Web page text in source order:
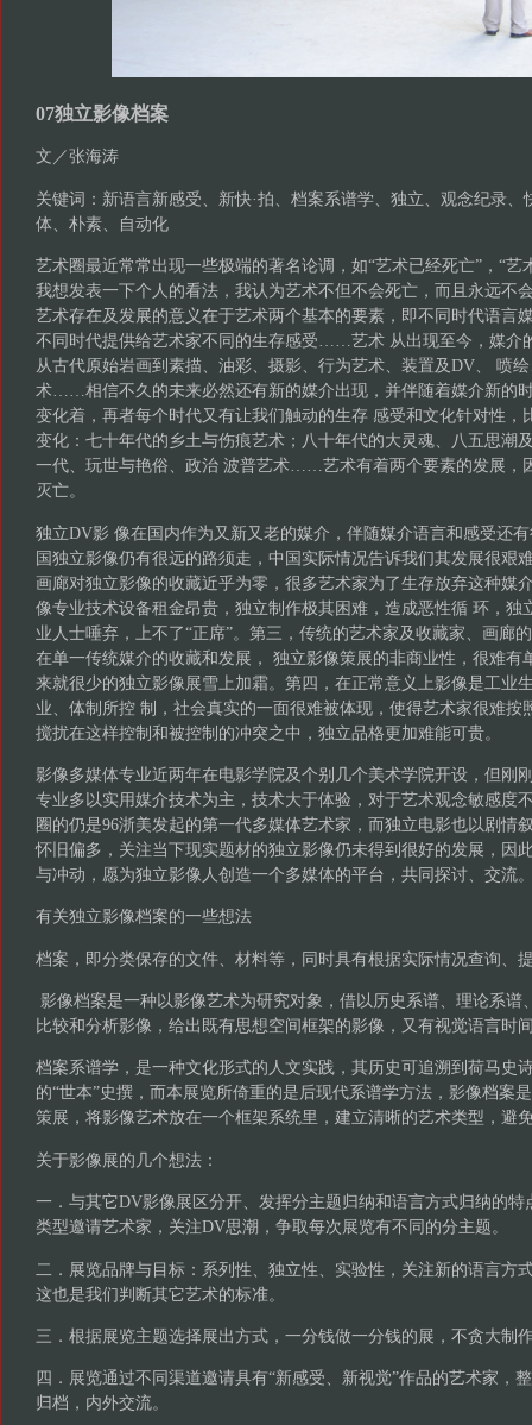
07独立影像档案
文／张海涛
关键词：新语言新感受、新快·拍、档案系谱学、独立、观念纪录、
体、朴素、自动化
艺术圈最近常常出现一些极端的著名论调，如“艺术已经死亡”，“艺
我想发表一下个人的看法，我认为艺术不但不会死亡，而且永远不
艺术存在及发展的意义在于艺术两个基本的要素，即不同时代语言
不同时代提供给艺术家不同的生存感受……艺术 从出现至今，媒介
从古代原始岩画到素描、油彩、摄影、行为艺术、装置及DV、 喷
术……相信不久的未来必然还有新的媒介出现，并伴随着媒介新的
变化着，再者每个时代又有让我们触动的生存 感受和文化针对性，
变化：七十年代的乡土与伤痕艺术；八十年代的大灵魂、八五思潮
一代、玩世与艳俗、政治 波普艺术……艺术有着两个要素的发展，
灭亡。
独立DV影 像在国内作为又新又老的媒介，伴随媒介语言和感受还
国独立影像仍有很远的路须走，中国实际情况告诉我们其发展很艰
画廊对独立影像的收藏近乎为零，很多艺术家为了生存放弃这种媒
像专业技术设备租金昂贵，独立制作极其困难，造成恶性循 环，独
业人士唾弃，上不了“正席”。第三，传统的艺术家及收藏家、画廊
在单一传统媒介的收藏和发展， 独立影像策展的非商业性，很难有
来就很少的独立影像展雪上加霜。第四，在正常意义上影像是工业
业、体制所控 制，社会真实的一面很难被体现，使得艺术家很难按
搅扰在这样控制和被控制的冲突之中，独立品格更加难能可贵。
影像多媒体专业近两年在电影学院及个别几个美术学院开设，但刚
专业多以实用媒介技术为主，技术大于体验，对于艺术观念敏感度
圈的仍是96浙美发起的第一代多媒体艺术家，而独立电影也以剧情
怀旧偏多，关注当下现实题材的独立影像仍未得到很好的发展，因
与冲动，愿为独立影像人创造一个多媒体的平台，共同探讨、交流
有关独立影像档案的一些想法
档案，即分类保存的文件、材料等，同时具有根据实际情况查询、
影像档案是一种以影像艺术为研究对象，借以历史系谱、理论系谱
比较和分析影像，给出既有思想空间框架的影像，又有视觉语言时
档案系谱学，是一种文化形式的人文实践，其历史可追溯到荷马史
的“世本”史撰，而本展览所倚重的是后现代系谱学方法，影像档案
策展，将影像艺术放在一个框架系统里，建立清晰的艺术类型，避
关于影像展的几个想法：
一．与其它DV影像展区分开、发挥分主题归纳和语言方式归纳的特
类型邀请艺术家，关注DV思潮，争取每次展览有不同的分主题。
二．展览品牌与目标：系列性、独立性、实验性，关注新的语言方
这也是我们判断其它艺术的标准。
三．根据展览主题选择展出方式，一分钱做一分钱的展，不贪大制
四．展览通过不同渠道邀请具有“新感受、新视觉”作品的艺术家，
归档，内外交流。